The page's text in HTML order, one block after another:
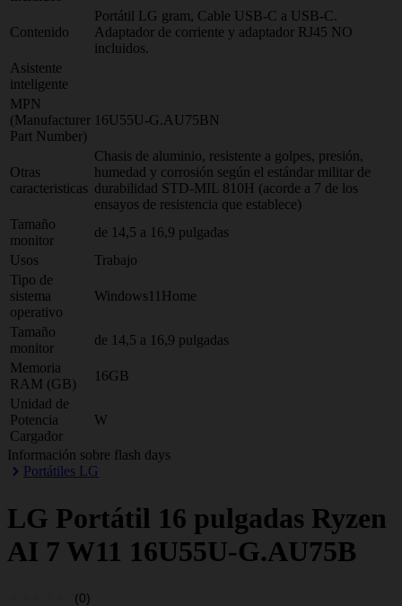
Contenido
Portátil LG gram, Cable USB-C a USB-C.
Adaptador de corriente y adaptador RJ45 NO
incluidos.
Asistente
inteligente
MPN
(Manufacturer
Part Number)
16U55U-G.AU75BN
Otras
caracteristicas
Chasis de aluminio, resistente a golpes, presión,
humedad y corrosión según el estándar militar de
durabilidad STD-MIL 810H (acorde a 7 de los
ensayos de resistencia que establece)
Tamaño
monitor
de 14,5 a 16,9 pulgadas
Usos
Trabajo
Tipo de
sistema
operativo
Windows11Home
Tamaño
monitor
de 14,5 a 16,9 pulgadas
Memoria
RAM (GB)
16GB
Unidad de
Potencia
Cargador
W
Información sobre flash days
Portátiles LG
LG Portátil 16 pulgadas Ryzen
AI 7 W11 16U55U-G.AU75B
(0)